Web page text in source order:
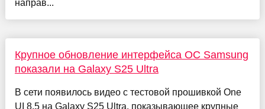
направ...
Крупное обновление интерфейса ОС Samsung
показали на Galaxy S25 Ultra
В сети появилось видео с тестовой прошивкой One
UI 8.5 на Galaxy S25 Ultra, показывающее крупные